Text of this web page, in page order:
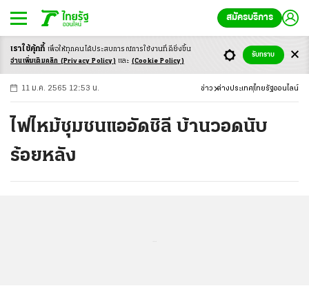
สมัครบริการ
-ก ก ก+
11 ม.ค. 2565 12:53 น. ข่าว ต่างประเทศ ไทยรัฐออนไลน์
ไฟไหม้ชุมชนแออัดชิลี บ้านวอดนับ
ร้อยหลัง
เราใช้คุ้กกี้ เพื่อให้ทุกคนได้ประสบการณ์การใช้งานที่ดียิ่งขึ้น
อ่านเพิ่มเติมคลิก (Privacy Policy) และ (Cookie Policy)
รับทราบ